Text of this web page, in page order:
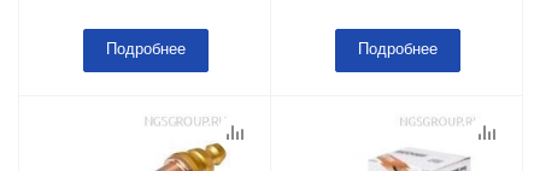
Подробнее Подробнее